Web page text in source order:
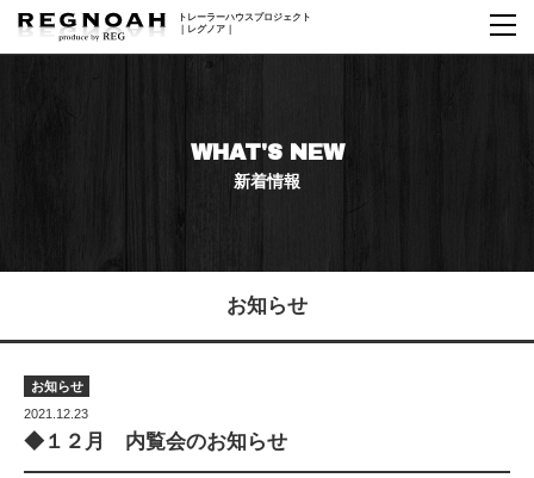
トレーラーハウスプロジェクト
｜レグノア｜
WHAT'S NEW
新着情報
お知らせ
お知らせ
2021.12.23
◆１２月 内覧会のお知らせ